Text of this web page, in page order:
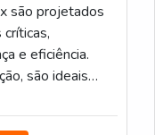
são projetados
e eficiência.
são ideais
média de 12